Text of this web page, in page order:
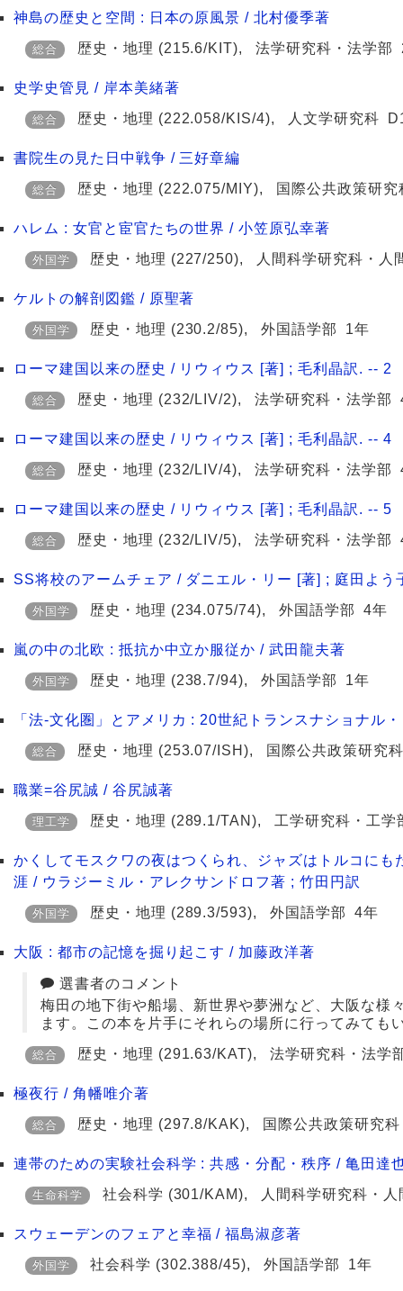
神島の歴史と空間 : 日本の原風景 / 北村優季著
総合 歴史・地理 (215.6/KIT),法学研究科・法学部
史学史管見 / 岸本美緒著
総合 歴史・地理 (222.058/KIS/4), 人文学研究科
書院生の見た日中戦争 / 三好章編
総合 歴史・地理 (222.075/MIY), 国際公共政策研究
ハレム : 女官と宦官たちの世界 / 小笠原弘幸著
外国学 歴史・地理 (227/250), 人間科学研究科・人
ケルトの解剖図鑑 / 原聖著
外国学 歴史・地理 (230.2/85),外国語学部 1年
ローマ建国以来の歴史 / リウィウス [著] ; 毛利晶訳. -- 2
総合 歴史・地理 (232/LIV/2),法学研究科・法学部
ローマ建国以来の歴史 / リウィウス [著] ; 毛利晶訳. -- 4
総合 歴史・地理 (232/LIV/4),法学研究科・法学部
ローマ建国以来の歴史 / リウィウス [著] ; 毛利晶訳. -- 5
総合 歴史・地理 (232/LIV/5),法学研究科・法学部
SS将校のアームチェア / ダニエル・リー [著] ; 庭田よう
外国学 歴史・地理 (234.075/74),外国語学部 4年
嵐の中の北欧 : 抵抗か中立か服従か / 武田龍夫著
外国学 歴史・地理 (238.7/94),外国語学部 1年
「法-文化圏」とアメリカ : 20世紀トランスナショナル
総合 歴史・地理 (253.07/ISH), 国際公共政策研究科
職業=谷尻誠 / 谷尻誠著
理工学 歴史・地理 (289.1/TAN), 工学研究科・工学
かくしてモスクワの夜はつくられ、ジャズはトルコに
涯 / ウラジーミル・アレクサンドロフ著 ; 竹田円訳
外国学 歴史・地理 (289.3/593),外国語学部 4年
大阪 : 都市の記憶を掘り起こす / 加藤政洋著
選書者のコメント
梅田の地下街や船場、新世界や夢洲など、大阪な様
ます。この本を片手にそれらの場所に行ってみても
総合 歴史・地理 (291.63/KAT),法学研究科・法学
極夜行 / 角幡唯介著
総合 歴史・地理 (297.8/KAK), 国際公共政策研究科
連帯のための実験社会科学 : 共感・分配・秩序 / 亀田達
生命科学 社会科学 (301/KAM), 人間科学研究科・
スウェーデンのフェアと幸福 / 福島淑彦著
外国学 社会科学 (302.388/45),外国語学部 1年